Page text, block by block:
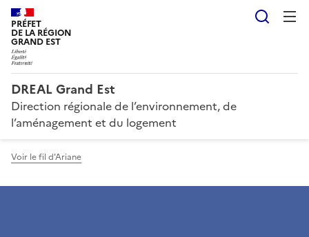
PRÉFET
DE LA RÉGION
GRAND EST
DREAL Grand Est
Direction régionale de l’environnement, de
l’aménagement et du logement
Voir le fil d'Ariane